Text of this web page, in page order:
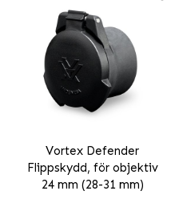
Vortex Defender
Flippskydd, för objektiv
24 mm (28-31 mm)